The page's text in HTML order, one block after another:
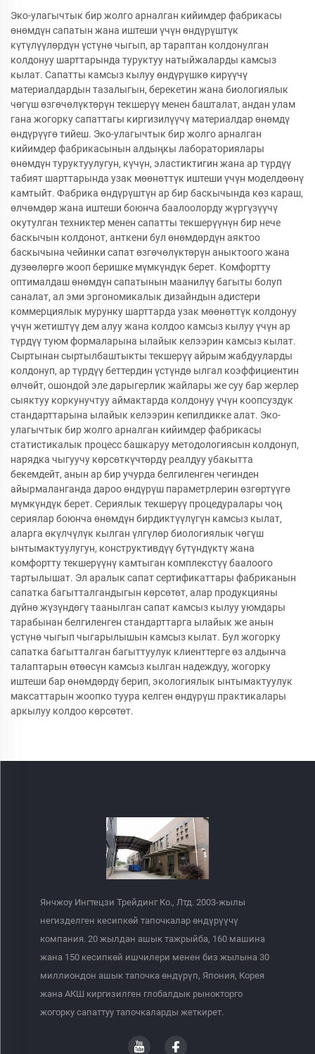
Эко-улагычтык бир жолго арналган кийимдер фабрикасы
өнөмдүн сапатын жана иштеши үчүн өндүрүштүк
күтүлүүлөрдүн үстүнө чыгып, ар тараптан колдонулган
колдонуу шарттарында туруктуу натыйжаларды камсыз
кылат. Сапатты камсыз кылуу өндүрүшкө кирүүчү
материалдардын тазалыгын, берекетин жана биологиялык
чөгүш өзгөчөлүктөрүн текшерүү менен башталат, андан улам
гана жогорку сапаттагы киргизилүүчү материалдар өнөмдү
өндүрүүгө тийеш. Эко-улагычтык бир жолго арналган
кийимдер фабрикасынын алдыңкы лабораториялары
өнөмдүн туруктуулугун, күчүн, эластиктигин жана ар түрдүү
табият шарттарында узак мөөнөттүк иштеши үчүн моделдөөнү
камтыйт. Фабрика өндүрүштүн ар бир баскычында көз караш,
өлчөмдөр жана иштеши боюнча баалоолорду жүргүзүүчү
окутулган техниктер менен сапатты текшерүүнүн бир нече
баскычын колдонот, анткени бул өнөмдөрдүн аяктоо
баскычына чейинки сапат өзгөчөлүктөрүн аныктоого жана
дузөөлөргө жооп беришке мүмкүндүк берет. Комфортту
оптималдаш өнөмдүн сапатынын маанилүү багыты болуп
саналат, ал эми эргономикалык дизайндын адистери
коммерциялык мурунку шарттарда узак мөөнөттүк колдонуу
үчүн жетиштүү дем алуу жана колдоо камсыз кылуу үчүн ар
түрдүү туюм формаларына ылайык келээрин камсыз кылат.
Сыртынан сыртылбаштыкты текшерүү айрым жабдууларды
колдонуп, ар түрдүү беттердин үстүндө ылгал коэффициентин
өлчөйт, ошондой эле дарыгерлик жайлары же суу бар жерлер
сыяктуу коркунучтуу аймактарда колдонуу үчүн коопсуздук
стандарттарына ылайык келээрин кепилдикке алат. Эко-
улагычтык бир жолго арналган кийимдер фабрикасы
статистикалык процесс башкаруу методологиясын колдонуп,
нарядка чыгуучу көрсөткүчтөрдү реалдуу убакытта
бекемдейт, анын ар бир учурда белгиленген чегинден
айырмаланганда дароо өндүрүш параметрлерин өзгөртүүгө
мүмкүндүк берет. Сериялык текшерүү процедуралары чоң
сериялар боюнча өнөмдүн бирдиктүүлүгүн камсыз кылат,
аларга өкүлчүлүк кылган үлгүлөр биологиялык чөгүш
ынтымактуулугун, конструктивдүү бүтүндүктү жана
комфортту текшерүүнү камтыган комплекстүү баалоого
тартылышат. Эл аралык сапат сертификаттары фабриканын
сапатка багытталгандыгын көрсөтөт, алар продукцияны
дүйнө жүзүндөгү таанылган сапат камсыз кылуу уюмдары
тарабынан белгиленген стандарттарга ылайык же анын
үстүнө чыгып чыгарылышын камсыз кылат. Бул жогорку
сапатка багытталган багыттуулук клиенттерге өз алдынча
талаптарын өтөөсүн камсыз кылган надеждуу, жогорку
иштеши бар өнөмдөрдү берип, экологиялык ынтымактуулук
максаттарын жоопко туура келген өндүрүш практикалары
аркылуу колдоо көрсөтөт.
Янчжоу Ингтецзи Трейдинг Ко., Лтд. 2003-жылы
негизделген кесипкөй тапочкалар өндүрүүчү
компания. 20 жылдан ашык тажрыйба, 160 машина
жана 150 кесипкөй ишчилери менен биз жылына 30
миллиондон ашык тапочка өндүрүп, Япония, Корея
жана АКШ киргизилген глобалдык рынокторго
жогорку сапаттуу тапочкаларды жеткирет.